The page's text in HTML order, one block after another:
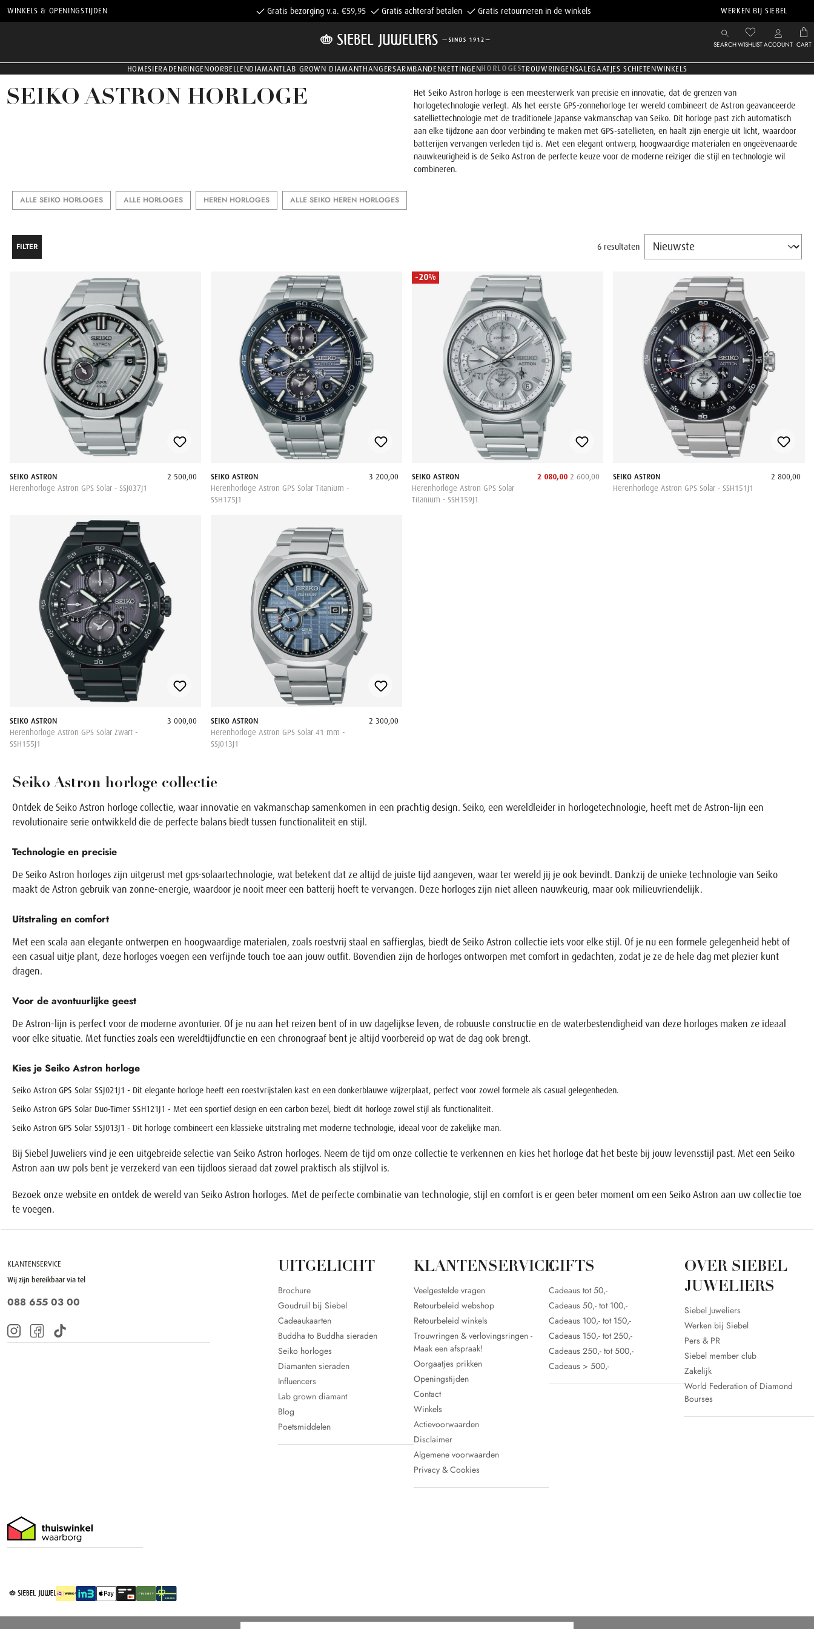
WINKELS & OPENINGSTIJDEN Gratis bezorging v.a. €59,95 Gratis achteraf betalen Gratis retourneren in de winkels WERKEN BIJ SIEBEL
SEARCHWISHLISTACCOUNT CART
HOMESIERADENRINGENOORBELLENDIAMANTLAB GROWN DIAMANTHANGERSARMBANDENKETTINGENHORLOGESTROUWRINGENSALEGAATJES SCHIETENWINKELS
SEIKO ASTRON HORLOGE
Het Seiko Astron horloge is een meesterwerk van precisie en innovatie, dat de grenzen van
horlogetechnologie verlegt. Als het eerste GPS-zonnehorloge ter wereld combineert de Astron geavanceerde
satelliettechnologie met de traditionele Japanse vakmanschap van Seiko. Dit horloge past zich automatisch
aan elke tijdzone aan door verbinding te maken met GPS-satellieten, en haalt zijn energie uit licht, waardoor
batterijen vervangen verleden tijd is. Met een elegant ontwerp, hoogwaardige materialen en ongeëvenaarde
nauwkeurigheid is de Seiko Astron de perfecte keuze voor de moderne reiziger die stijl en technologie wil
combineren.
ALLE SEIKO HORLOGES ALLE HORLOGES HEREN HORLOGES ALLE SEIKO HEREN HORLOGES
FILTER 6 resultaten
SEIKO ASTRON
Herenhorloge Astron GPS Solar - SSJ037J1
2 500,00
SEIKO ASTRON
Herenhorloge Astron GPS Solar Titanium -
SSH175J1
3 200,00
-20%
SEIKO ASTRON
Herenhorloge Astron GPS Solar
Titanium - SSH159J1
2 080,00 2 600,00
SEIKO ASTRON
Herenhorloge Astron GPS Solar - SSH151J1
2 800,00
SEIKO ASTRON
Herenhorloge Astron GPS Solar Zwart -
SSH155J1
3 000,00
SEIKO ASTRON
Herenhorloge Astron GPS Solar 41 mm -
SSJ013J1
2 300,00
Seiko Astron horloge collectie
Ontdek de Seiko Astron horloge collectie, waar innovatie en vakmanschap samenkomen in een prachtig design. Seiko, een wereldleider in horlogetechnologie, heeft met de Astron-lijn een
revolutionaire serie ontwikkeld die de perfecte balans biedt tussen functionaliteit en stijl.
Technologie en precisie
De Seiko Astron horloges zijn uitgerust met gps-solaartechnologie, wat betekent dat ze altijd de juiste tijd aangeven, waar ter wereld jij je ook bevindt. Dankzij de unieke technologie van Seiko
maakt de Astron gebruik van zonne-energie, waardoor je nooit meer een batterij hoeft te vervangen. Deze horloges zijn niet alleen nauwkeurig, maar ook milieuvriendelijk.
Uitstraling en comfort
Met een scala aan elegante ontwerpen en hoogwaardige materialen, zoals roestvrij staal en saffierglas, biedt de Seiko Astron collectie iets voor elke stijl. Of je nu een formele gelegenheid hebt of
een casual uitje plant, deze horloges voegen een verfijnde touch toe aan jouw outfit. Bovendien zijn de horloges ontworpen met comfort in gedachten, zodat je ze de hele dag met plezier kunt
dragen.
Voor de avontuurlijke geest
De Astron-lijn is perfect voor de moderne avonturier. Of je nu aan het reizen bent of in uw dagelijkse leven, de robuuste constructie en de waterbestendigheid van deze horloges maken ze ideaal
voor elke situatie. Met functies zoals een wereldtijdfunctie en een chronograaf bent je altijd voorbereid op wat de dag ook brengt.
Kies je Seiko Astron horloge
Seiko Astron GPS Solar SSJ021J1 - Dit elegante horloge heeft een roestvrijstalen kast en een donkerblauwe wijzerplaat, perfect voor zowel formele als casual gelegenheden.
Seiko Astron GPS Solar Duo-Timer SSH121J1 - Met een sportief design en een carbon bezel, biedt dit horloge zowel stijl als functionaliteit.
Seiko Astron GPS Solar SSJ013J1 - Dit horloge combineert een klassieke uitstraling met moderne technologie, ideaal voor de zakelijke man.
Bij Siebel Juweliers vind je een uitgebreide selectie van Seiko Astron horloges. Neem de tijd om onze collectie te verkennen en kies het horloge dat het beste bij jouw levensstijl past. Met een Seiko
Astron aan uw pols bent je verzekerd van een tijdloos sieraad dat zowel praktisch als stijlvol is.
Bezoek onze website en ontdek de wereld van Seiko Astron horloges. Met de perfecte combinatie van technologie, stijl en comfort is er geen beter moment om een Seiko Astron aan uw collectie toe
te voegen.
KLANTENSERVICE
Wij zijn bereikbaar via tel
088 655 03 00
UITGELICHT
Brochure
Goudruil bij Siebel
Cadeaukaarten
Buddha to Buddha sieraden
Seiko horloges
Diamanten sieraden
Influencers
Lab grown diamant
Blog
Poetsmiddelen
KLANTENSERVICE
Veelgestelde vragen
Retourbeleid webshop
Retourbeleid winkels
Trouwringen & verlovingsringen -
Maak een afspraak!
Oorgaatjes prikken
Openingstijden
Contact
Winkels
Actievoorwaarden
Disclaimer
Algemene voorwaarden
Privacy & Cookies
GIFTS
Cadeaus tot 50,-
Cadeaus 50,- tot 100,-
Cadeaus 100,- tot 150,-
Cadeaus 150,- tot 250,-
Cadeaus 250,- tot 500,-
Cadeaus > 500,-
OVER SIEBEL
JUWELIERS
Siebel Juweliers
Werken bij Siebel
Pers & PR
Siebel member club
Zakelijk
World Federation of Diamond
Bourses